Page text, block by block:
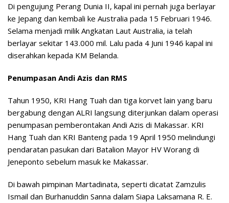
Di pengujung Perang Dunia II, kapal ini pernah juga berlayar
ke Jepang dan kembali ke Australia pada 15 Februari 1946.
Selama menjadi milik Angkatan Laut Australia, ia telah
berlayar sekitar 143.000 mil. Lalu pada 4 Juni 1946 kapal ini
diserahkan kepada KM Belanda.
Penumpasan Andi Azis dan RMS
Tahun 1950, KRI Hang Tuah dan tiga korvet lain yang baru
bergabung dengan ALRI langsung diterjunkan dalam operasi
penumpasan pemberontakan Andi Azis di Makassar. KRI
Hang Tuah dan KRI Banteng pada 19 April 1950 melindungi
pendaratan pasukan dari Batalion Mayor HV Worang di
Jeneponto sebelum masuk ke Makassar.
Di bawah pimpinan Martadinata, seperti dicatat Zamzulis
Ismail dan ‎Burhanuddin Sanna dalam Siapa Laksamana R. E.